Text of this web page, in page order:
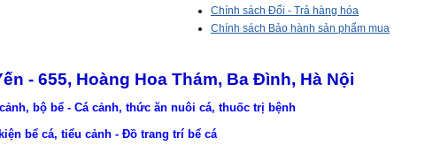
Chính sách Đổi - Trả hàng hóa
Chính sách Bảo hành sản phẩm mua
- 655, Hoàng Hoa Thám, Ba Đình, Hà Nội
bộ bể - Cá cảnh, thức ăn nuôi cá, thuốc trị bệnh
bể cá, tiểu cảnh - Đồ trang trí bể cá